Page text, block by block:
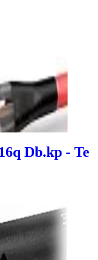
Db.kp - Te